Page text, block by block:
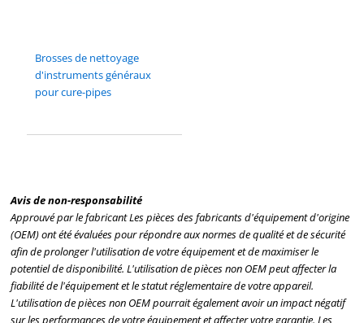
Brosses de nettoyage
d'instruments généraux
pour cure-pipes
Avis de non-responsabilité
Approuvé par le fabricant Les pièces des fabricants d'équipement d'origine
(OEM) ont été évaluées pour répondre aux normes de qualité et de sécurité
afin de prolonger l'utilisation de votre équipement et de maximiser le
potentiel de disponibilité. L'utilisation de pièces non OEM peut affecter la
fiabilité de l'équipement et le statut réglementaire de votre appareil.
L'utilisation de pièces non OEM pourrait également avoir un impact négatif